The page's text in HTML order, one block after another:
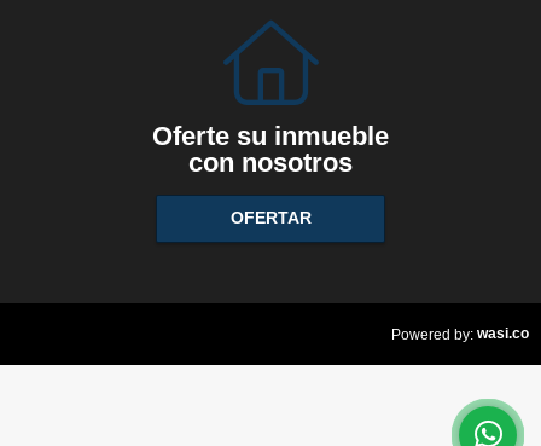
Oferte su inmueble
con nosotros
OFERTAR
Powered by: wasi.co